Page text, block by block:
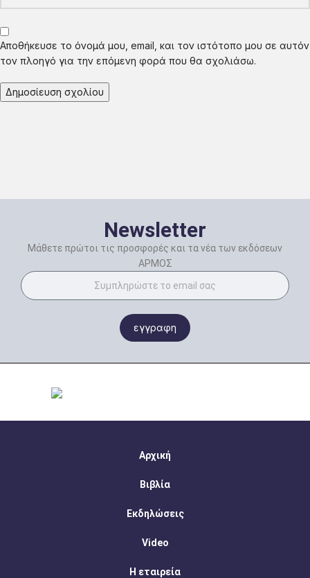
Αποθήκευσε το όνομά μου, email, και τον ιστότοπο μου σε αυτόν
τον πλοηγό για την επόμενη φορά που θα σχολιάσω.
Newsletter
Μάθετε πρώτοι τις προσφορές και τα νέα των εκδόσεων
ΑΡΜΟΣ
εγγραφη
Αρχική
Βιβλία
Εκδηλώσεις
Video
Η εταιρεία